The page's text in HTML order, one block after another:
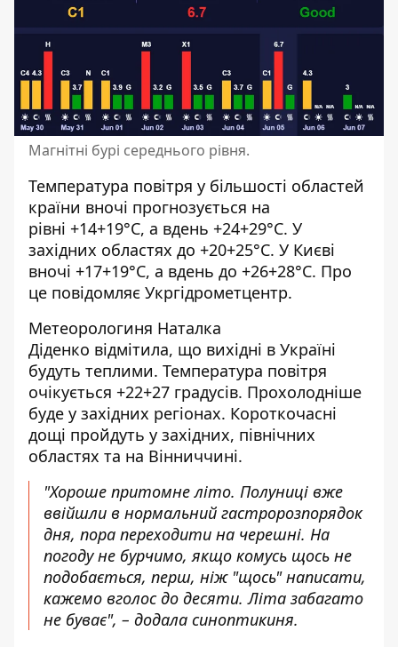
Магнітні бурі середнього рівня.
Температура повітря у більшості областей
країни вночі прогнозується на
рівні +14+19°С, а вдень +24+29°С. У
західних областях до +20+25°С. У Києві
вночі +17+19°С, а вдень до +26+28°С. Про
це повідомляє Укргідрометцентр.
Метеорологиня Наталка
Діденко відмітила, що вихідні в Україні
будуть теплими. Температура повітря
очікується +22+27 градусів. Прохолодніше
буде у західних регіонах. Короткочасні
дощі пройдуть у західних, північних
областях та на Вінниччині.
"Хороше притомне літо. Полуниці вже
ввійшли в нормальний гастророзпорядок
дня, пора переходити на черешні. На
погоду не бурчимо, якщо комусь щось не
подобається, перш, ніж "щось" написати,
кажемо вголос до десяти. Літа забагато
не буває", – додала синоптикиня.